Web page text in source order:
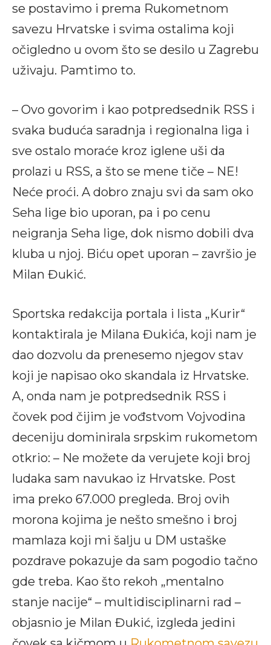
se postavimo i prema Rukometnom
savezu Hrvatske i svima ostalima koji
očigledno u ovom što se desilo u Zagrebu
uživaju. Pamtimo to.
– Ovo govorim i kao potpredsednik RSS i
svaka buduća saradnja i regionalna liga i
sve ostalo moraće kroz iglene uši da
prolazi u RSS, a što se mene tiče – NE!
Neće proći. A dobro znaju svi da sam oko
Seha lige bio uporan, pa i po cenu
neigranja Seha lige, dok nismo dobili dva
kluba u njoj. Biću opet uporan – završio je
Milan Đukić.
Sportska redakcija portala i lista „Kurir“
kontaktirala je Milana Đukića, koji nam je
dao dozvolu da prenesemo njegov stav
koji je napisao oko skandala iz Hrvatske.
A, onda nam je potpredsednik RSS i
čovek pod čijim je vođstvom Vojvodina
deceniju dominirala srpskim rukometom
otkrio: – Ne možete da verujete koji broj
ludaka sam navukao iz Hrvatske. Post
ima preko 67.000 pregleda. Broj ovih
morona kojima je nešto smešno i broj
mamlaza koji mi šalju u DM ustaške
pozdrave pokazuje da sam pogodio tačno
gde treba. Kao što rekoh „mentalno
stanje nacije“ – multidisciplinarni rad –
objasnio je Milan Đukić, izgleda jedini